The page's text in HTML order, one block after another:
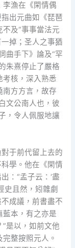
李漁在《閑情偶
出元曲如《琵琶
及“事事當法元
掉；圣人之事猶
曲手下》論及“罕
朱熹停止了嚴格
考核，深入熟悉
南方方言，故存
文公南人也，彼
，令人佩服地讓
于前代留上去的
學。他在《閑情
：“孟子云：‘盡
史且然，矧雜劇
成議，前書盡不
藍本，有之亦是
是以，如前文他
整按照元人。